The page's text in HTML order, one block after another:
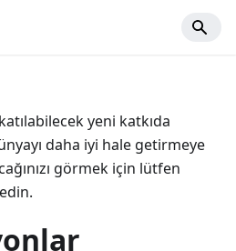
yeni katkıda
daha iyi hale getirmeye
görmek için lütfen